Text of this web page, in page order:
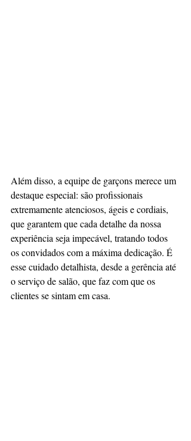
Além disso, a equipe de garçons merece um
destaque especial: são profissionais
extremamente atenciosos, ágeis e cordiais,
que garantem que cada detalhe da nossa
experiência seja impecável, tratando todos
os convidados com a máxima dedicação. É
esse cuidado detalhista, desde a gerência até
o serviço de salão, que faz com que os
clientes se sintam em casa.